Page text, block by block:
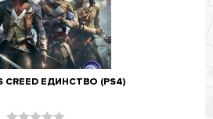
CREED ЕДИНСТВО (PS4)